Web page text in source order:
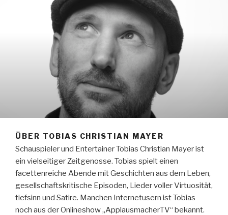
ÜBER TOBIAS CHRISTIAN MAYER
Schauspieler und Entertainer Tobias Christian Mayer ist
ein vielseitiger Zeitgenosse. Tobias spielt einen
facettenreiche Abende mit Geschichten aus dem Leben,
gesellschaftskritische Episoden, Lieder voller Virtuosität,
tiefsinn und Satire. Manchen Internetusern ist Tobias
noch aus der Onlineshow „ApplausmacherTV“ bekannt.